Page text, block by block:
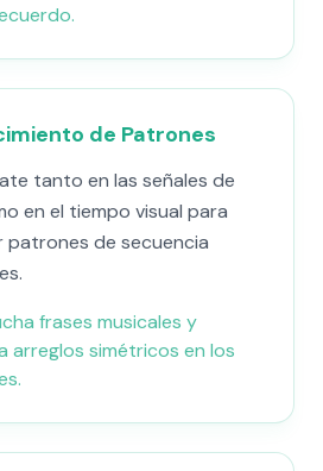
de Patrones
tanto en las señales de
en el tiempo visual para
patrones de secuencia
frases musicales y
arreglos simétricos en los